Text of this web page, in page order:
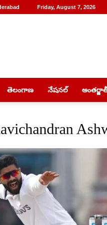
Friday, August 7, 2026
తెలంగాణ నేషనల్